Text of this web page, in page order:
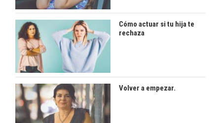
Cómo actuar si tu hija te
rechaza
Volver a empezar.